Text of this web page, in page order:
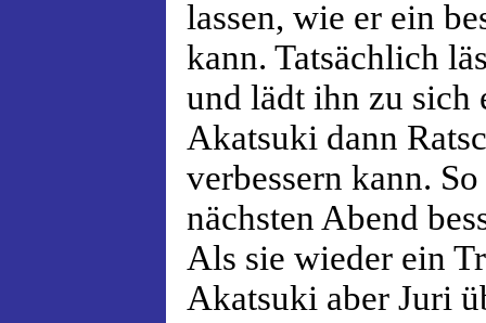
lassen, wie er ein
kann. Tatsächlich
und lädt ihn zu sich
Akatsuki dann
verbessern kann.
nächsten Abend
Als sie wieder ein
Akatsuki aber Juri